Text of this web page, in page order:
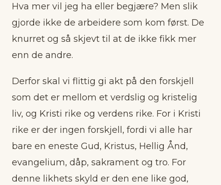
Hva mer vil jeg ha eller begjære? Men slik
gjorde ikke de arbeidere som kom først. De
knurret og så skjevt til at de ikke fikk mer
enn de andre.
Derfor skal vi flittig gi akt på den forskjell
som det er mellom et verdslig og kristelig
liv, og Kristi rike og verdens rike. For i Kristi
rike er der ingen forskjell, fordi vi alle har
bare en eneste Gud, Kristus, Hellig Ånd,
evangelium, dåp, sakrament og tro. For
denne likhets skyld er den ene like god,